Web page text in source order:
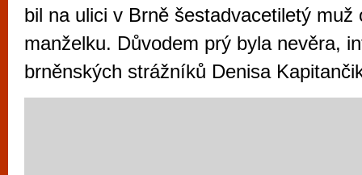
bil na ulici v Brně šestadvacetiletý
manželku. Důvodem prý byla nevěra,
brněnských strážníků Denisa
Brno je
zajímavé
restaurace,
Mimo jiné je ale také místem, kde si
vyzkoušet různé kasinové hry. V